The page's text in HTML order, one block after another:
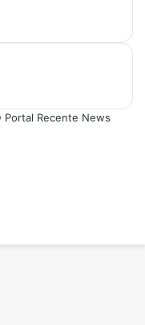
Recente News